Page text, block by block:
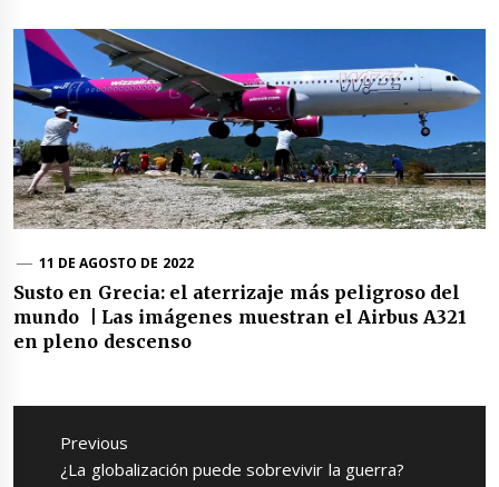
11 DE AGOSTO DE 2022
Susto en Grecia: el aterrizaje más peligroso del
mundo | Las imágenes muestran el Airbus A321
en pleno descenso
Navegación
entradas
Previous
Previous
¿La globalización puede sobrevivir la guerra?